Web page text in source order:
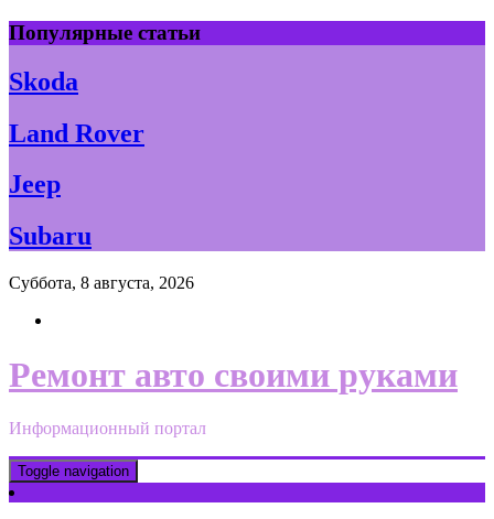
Skip
to
content
Популярные статьи
Skoda
Land Rover
Jeep
Subaru
Суббота, 8 августа, 2026
Ремонт авто своими руками
Информационный портал
Toggle navigation